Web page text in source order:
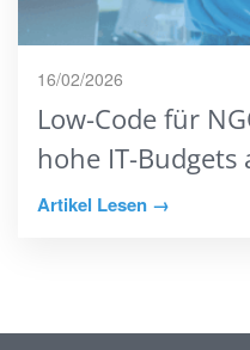
16/02/2026
Low-Code für
hohe IT-Budgets
Artikel Lesen →